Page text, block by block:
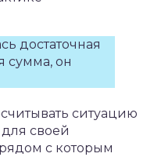
достаточная
сумма, он
ситуацию
своей
с которым